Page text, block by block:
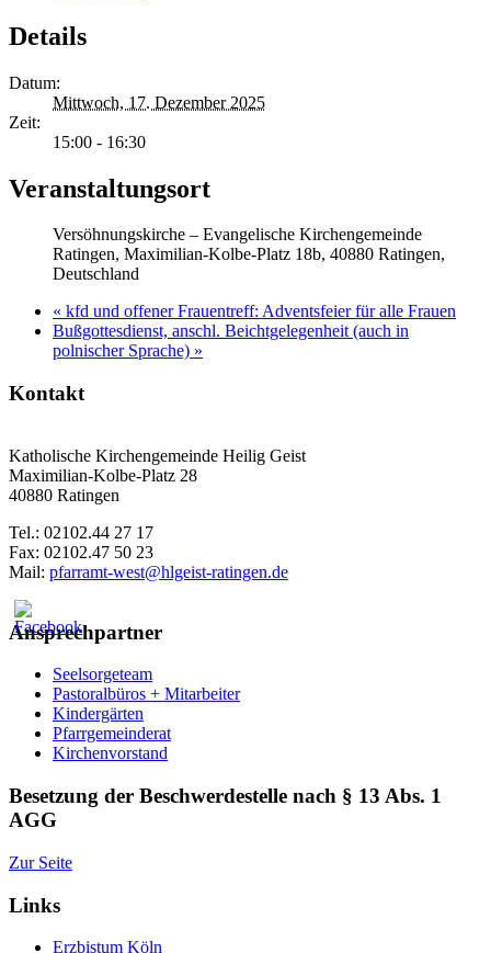
Details
Datum:
Mittwoch, 17. Dezember 2025
Zeit:
15:00 - 16:30
Veranstaltungsort
Versöhnungskirche – Evangelische Kirchengemeinde
Ratingen, Maximilian-Kolbe-Platz 18b, 40880 Ratingen,
Deutschland
« kfd und offener Frauentreff: Adventsfeier für alle Frauen
Bußgottesdienst, anschl. Beichtgelegenheit (auch in
polnischer Sprache) »
Kontakt
Katholische Kirchengemeinde Heilig Geist
Maximilian-Kolbe-Platz 28
40880 Ratingen
Tel.: 02102.44 27 17
Fax: 02102.47 50 23
Mail: pfarramt-west@hlgeist-ratingen.de
Ansprechpartner
Seelsorgeteam
Pastoralbüros + Mitarbeiter
Kindergärten
Pfarrgemeinderat
Kirchenvorstand
Besetzung der Beschwerdestelle nach § 13 Abs. 1
AGG
Zur Seite
Links
Erzbistum Köln